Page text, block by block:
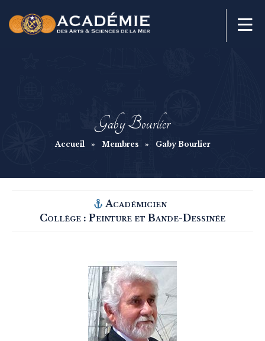
Gaby Bourlier
Accueil » Membres » Gaby Bourlier
Académicien
Collège : Peinture et Bande-Dessinée